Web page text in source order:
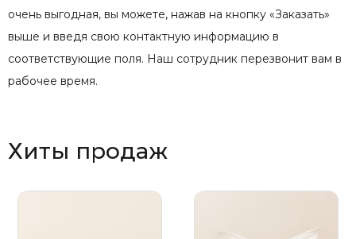
очень выгодная, вы можете, нажав на кнопку «Заказать»
выше и введя свою контактную информацию в
соответствующие поля. Наш сотрудник перезвонит вам в
рабочее время.
Хиты продаж